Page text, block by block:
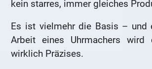
kein starres, immer gleiches
Es ist vielmehr die Basis – und
Arbeit eines Uhrmachers wird
wirklich Präzises.